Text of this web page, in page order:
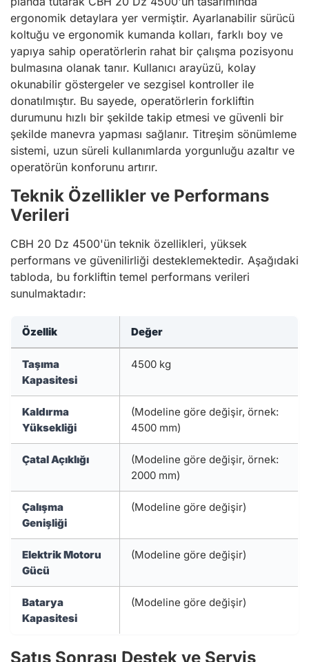
ergonomik detaylara yer vermiştir. Ayarlanabilir sürücü
koltuğu ve ergonomik kumanda kolları, farklı boy ve
yapıya sahip operatörlerin rahat bir çalışma pozisyonu
bulmasına olanak tanır. Kullanıcı arayüzü, kolay
okunabilir göstergeler ve sezgisel kontroller ile
donatılmıştır. Bu sayede, operatörlerin forkliftin
durumunu hızlı bir şekilde takip etmesi ve güvenli bir
şekilde manevra yapması sağlanır. Titreşim sönümleme
sistemi, uzun süreli kullanımlarda yorgunluğu azaltır ve
operatörün konforunu artırır.
Teknik Özellikler ve Performans
Verileri
CBH 20 Dz 4500'ün teknik özellikleri, yüksek
performans ve güvenilirliği desteklemektedir. Aşağıdaki
tabloda, bu forkliftin temel performans verileri
sunulmaktadır:
Özellik Değer
Taşıma
Kapasitesi
4500 kg
Kaldırma
Yüksekliği
(Modeline göre değişir, örnek:
4500 mm)
Çatal Açıklığı
(Modeline göre değişir, örnek:
2000 mm)
Çalışma
Genişliği
(Modeline göre değişir)
Elektrik Motoru
Gücü
(Modeline göre değişir)
Batarya
Kapasitesi
(Modeline göre değişir)
Satış Sonrası Destek ve Servis